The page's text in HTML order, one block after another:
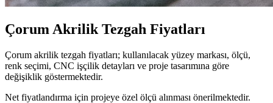
Çorum Akrilik Tezgah Fiyatları
Çorum akrilik tezgah fiyatları; kullanılacak yüzey markası, ölçü,
renk seçimi, CNC işçilik detayları ve proje tasarımına göre
değişiklik göstermektedir.
Net fiyatlandırma için projeye özel ölçü alınması önerilmektedir.